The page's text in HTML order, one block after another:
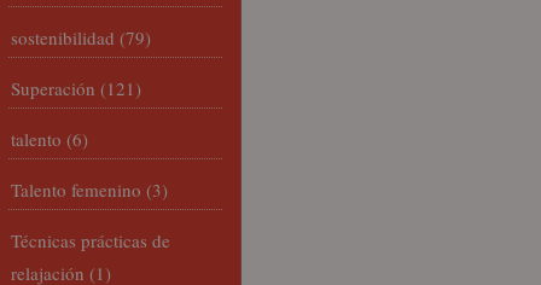
sostenibilidad (79)
Superación (121)
talento (6)
Talento femenino (3)
Técnicas prácticas de
relajación (1)